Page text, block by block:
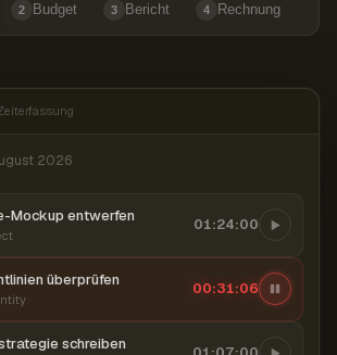
2 Budget 3 Bericht 4 Rechnung
2026
Mockup entwerfen 01:24:00
überprüfen 00:31:07
schreiben